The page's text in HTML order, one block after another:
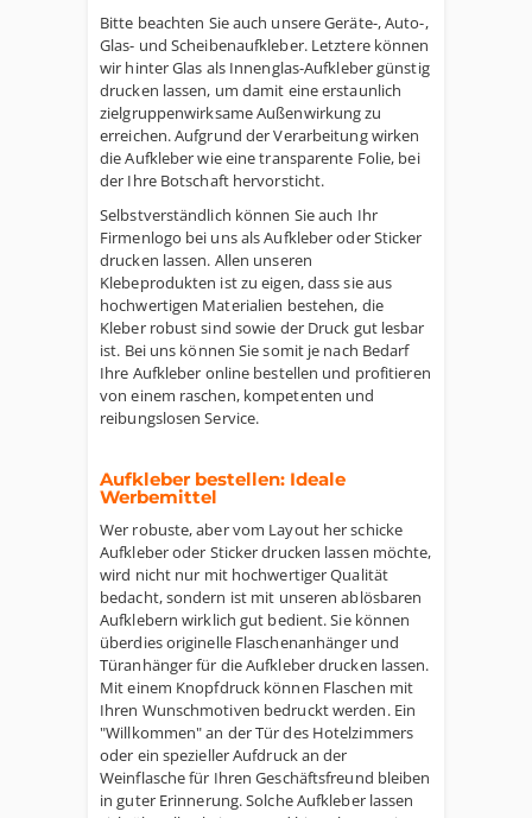
Bitte beachten Sie auch unsere Geräte-, Auto-,
Glas- und Scheibenaufkleber. Letztere können
wir hinter Glas als Innenglas-Aufkleber günstig
drucken lassen, um damit eine erstaunlich
zielgruppenwirksame Außenwirkung zu
erreichen. Aufgrund der Verarbeitung wirken
die Aufkleber wie eine transparente Folie, bei
der Ihre Botschaft hervorsticht.
Selbstverständlich können Sie auch Ihr
Firmenlogo bei uns als Aufkleber oder Sticker
drucken lassen. Allen unseren
Klebeprodukten ist zu eigen, dass sie aus
hochwertigen Materialien bestehen, die
Kleber robust sind sowie der Druck gut lesbar
ist. Bei uns können Sie somit je nach Bedarf
Ihre Aufkleber online bestellen und profitieren
von einem raschen, kompetenten und
reibungslosen Service.
Aufkleber bestellen: Ideale
Werbemittel
Wer robuste, aber vom Layout her schicke
Aufkleber oder Sticker drucken lassen möchte,
wird nicht nur mit hochwertiger Qualität
bedacht, sondern ist mit unseren ablösbaren
Aufklebern wirklich gut bedient. Sie können
überdies originelle Flaschenanhänger und
Türanhänger für die Aufkleber drucken lassen.
Mit einem Knopfdruck können Flaschen mit
Ihren Wunschmotiven bedruckt werden. Ein
"Willkommen" an der Tür des Hotelzimmers
oder ein spezieller Aufdruck an der
Weinflasche für Ihren Geschäftsfreund bleiben
in guter Erinnerung. Solche Aufkleber lassen